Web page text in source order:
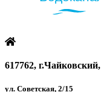
617762, г.Чайковский,
ул. Советская, 2/15